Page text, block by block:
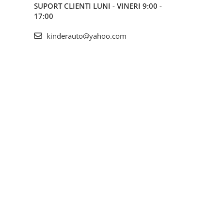
SUPORT CLIENTI LUNI - VINERI 9:00 -
17:00
kinderauto@yahoo.com